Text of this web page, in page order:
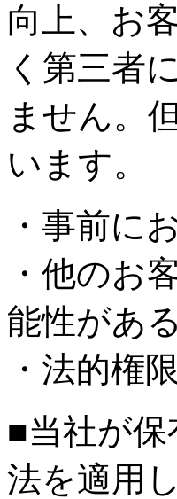
向上、お
く第三者
ません。
います。
・事前に
・他のお
能性があ
・法的権
■当社が
法を適用